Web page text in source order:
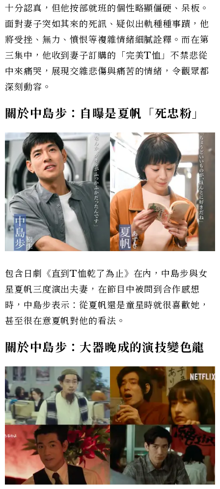
十分認真，但他按部就班的個性略顯僵硬、呆板。
面對妻子突如其來的死訊、疑似出軌種種事蹟，他
將受挫、無力、憤恨等複雜情緒細膩詮釋。而在第
三集中，他收到妻子訂購的「完美T恤」不禁悲從
中來痛哭，展現交雜悲傷與痛苦的情緒，令觀眾都
深刻動容。
關於中島步：自曝是夏帆「死忠粉」
包含日劇《直到T恤乾了為止》在內，中島步與女
星夏帆三度演出夫妻，在節目中被問到合作感想
時，中島步表示：從夏帆還是童星時就很喜歡她，
甚至很在意夏帆對他的看法。
關於中島步：大器晚成的演技變色龍